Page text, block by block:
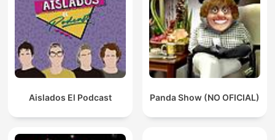
Aislados El Podcast Panda Show (NO OFICIAL)